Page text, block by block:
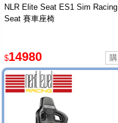
NLR Elite Seat ES1 Sim Racing
Seat 賽車座椅
$14980